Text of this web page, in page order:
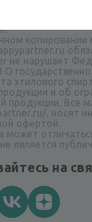
копировании
не нарушает
этилового
и об
продукции. Все
, носят
офертой.
может
является
на